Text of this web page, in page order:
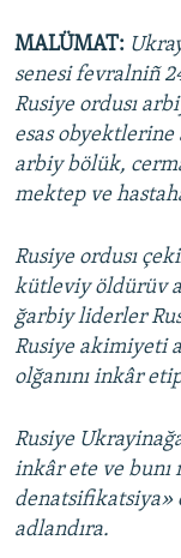
MALÜMAT:
senesi fevralniñ
Rusiye ordusı
esas obyektlerine
arbiy bölük,
mektep ve
Rusiye ordusı
kütleviy öldürüv
ğarbiy liderler
Rusiye akimiyeti
olğanını inkâr
Rusiye Ukrayinağa
inkâr ete ve bunı
denatsifikatsiya»
adlandıra.